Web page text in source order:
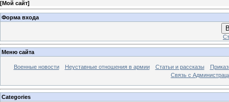
[Мой сайт]
Форма входа
Меню сайта
Военные новости Неуставные отношения в армии Статьи и рассказы
Связь с
Categories